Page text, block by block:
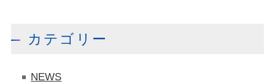
カテゴリー
NEWS